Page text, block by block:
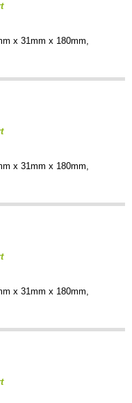
x 31mm x 180mm,
x 31mm x 180mm,
x 31mm x 180mm,